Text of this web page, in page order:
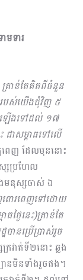
មទារ
គ្រាន់តែគិតពីចំនួន
របស់យើងជុំវិញ ៥
ឡើងទៅដល់ ១៧
ជាសម្ពាធទៅលើ
ពេញ ដែលមុននោះ
សប្រហែល
មនុស្សចាស់ ឯ
ពោរពេញទៅដោយ
ៃនេះ)គ្រាន់តែ
បានប្រើប្រាស់រួច
រវាត់ទី២នោះ ឆ្លង
ានមិនទាំងរួចផង។